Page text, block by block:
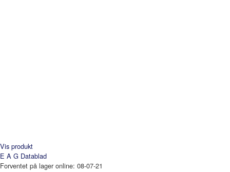
Vis produkt
E A G Datablad
Forventet på lager online: 08-07-21